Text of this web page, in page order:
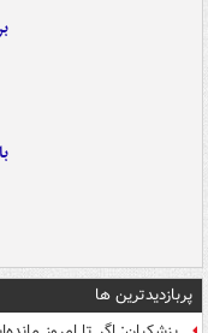
پربازدیدترین ها